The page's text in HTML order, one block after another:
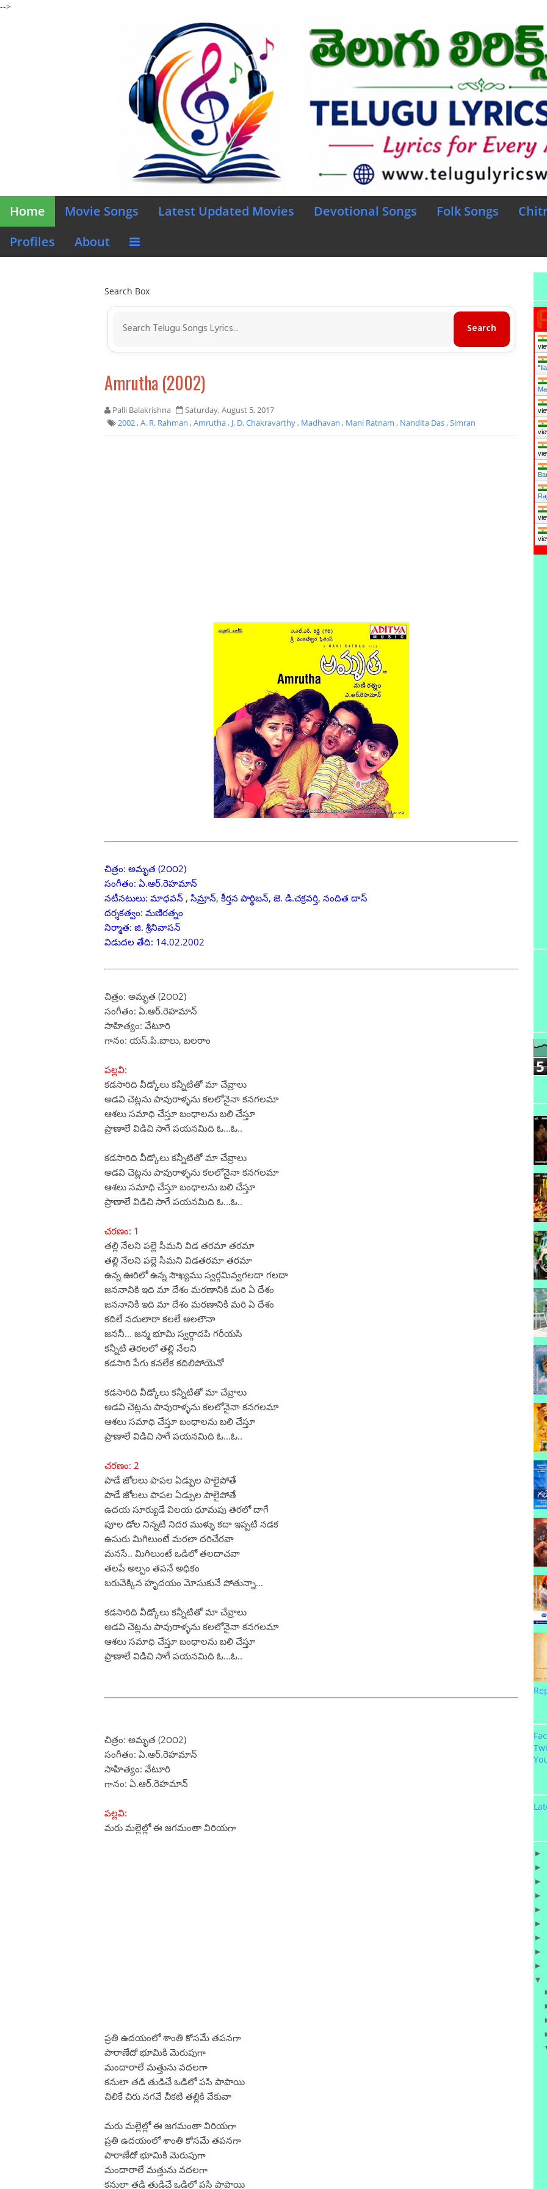
-->
Home Movie Songs Latest Updated Movies Devotional Songs Folk Songs
Profiles
About
Search Box
Amrutha (2002)
Palli Balakrishna
Saturday, August 5, 2017
2002,A. R. Rahman ,Amrutha, J. D. Chakravarthy, Madhavan , Mani Ratnam , Nandita Das,Simran
చిత్రం: అమృత (2౦౦2)
సంగీతం: ఏ.ఆర్.రెహమాన్
నటీనటులు: మాధవన్ , సిమ్రాన్, కీర్తన పార్థిబన్, జె. డి.చక్రవర్తి, నందిత దాస్
దర్శకత్వం: మణిరత్నం
నిర్మాత: జి. శ్రీనివాసన్
విడుదల తేది: 14.02.2002
చిత్రం: అమృత (2౦౦2)
సంగీతం: ఏ.ఆర్.రెహమాన్
సాహిత్యం: వేటూరి
గానం: యస్.పి.బాలు, బలరాం
పల్లవి:
కడసారిది వీడ్కోలు కన్నీటితో మా చేవ్రాలు
అడవి చెట్లను పావురాళ్ళను కలలోనైనా కనగలమా
ఆశలు సమాధి చేస్తూ బంధాలను బలి చేస్తూ
ప్రాణాలే విడిచి సాగే పయనమిది ఓ...ఓ..
కడసారిది వీడ్కోలు కన్నీటితో మా చేవ్రాలు
అడవి చెట్లను పావురాళ్ళను కలలోనైనా కనగలమా
ఆశలు సమాధి చేస్తూ బంధాలను బలి చేస్తూ
ప్రాణాలే విడిచి సాగే పయనమిది ఓ...ఓ..
చరణం: 1
తల్లి నేలని పల్లె సీమని విడ తరమా తరమా
తల్లి నేలని పల్లె సీమని విడతరమా తరమా
ఉన్న ఊరిలో ఉన్న సౌఖ్యము స్వర్గమివ్వగలదా గలదా
జననానికి ఇది మా దేశం మరణానికి మరి ఏ దేశం
జననానికి ఇది మా దేశం మరణానికి మరి ఏ దేశం
కదిలే నదులారా కలలే అలలౌనా
జననీ... జన్మ భూమి స్వర్గాదపి గరీయసి
కన్నీటి తెరలలో తల్లి నేలని
కడసారి పేగు కనలేక కదిలిపోయెనో
కడసారిది వీడ్కోలు కన్నీటితో మా చేవ్రాలు
అడవి చెట్లను పావురాళ్ళను కలలోనైనా కనగలమా
ఆశలు సమాధి చేస్తూ బంధాలను బలి చేస్తూ
ప్రాణాలే విడిచి సాగే పయనమిది ఓ...ఓ..
చరణం: 2
పాడే జోలలు పాపల ఏడ్పుల పాలైపోతే
పాడే జోలలు పాపల ఏడ్పుల పాలైపోతే
ఉదయ సూర్యుడే విలయ ధూమపు తెరలో దాగే
పూల డోల నిన్నటి నిదర ముళ్ళు కదా ఇప్పటి నడక
ఉసురు మిగిలుంటే మరలా దరిచేరవా
మనసే.. మిగిలుంటే ఒడిలో తలదాచవా
తలపే అల్పం తపనే అధికం
బరువెక్కిన హృదయం మోసుకునే పోతున్నా...
కడసారిది వీడ్కోలు కన్నీటితో మా చేవ్రాలు
అడవి చెట్లను పావురాళ్ళను కలలోనైనా కనగలమా
ఆశలు సమాధి చేస్తూ బంధాలను బలి చేస్తూ
ప్రాణాలే విడిచి సాగే పయనమిది ఓ...ఓ..
చిత్రం: అమృత (2౦౦2)
సంగీతం: ఏ.ఆర్.రెహమాన్
సాహిత్యం: వేటూరి
గానం: ఏ.ఆర్.రెహమాన్
పల్లవి:
మరు మల్లెల్లో ఈ జగమంతా విరియగా
ప్రతి ఉదయంలో శాంతి కోసమే తపనగా
పారాణేదో భూమికి మెరుపుగా
మందారాలే మత్తును వదలగా
కనులా తడి తుడిచే ఒడిలో పసి పాపాయి
చిలికే చిరు నగవే చీకటి తల్లికి వేకువా
మరు మల్లెల్లో ఈ జగమంతా విరియగా
ప్రతి ఉదయంలో శాంతి కోసమే తపనగా
పారాణేదో భూమికి మెరుపుగా
మందారాలే మత్తును వదలగా
కనులా తడి తుడిచే ఒడిలో పసి పాపాయి
"
5
►
►
►
►
►
►
►
►
►
▼